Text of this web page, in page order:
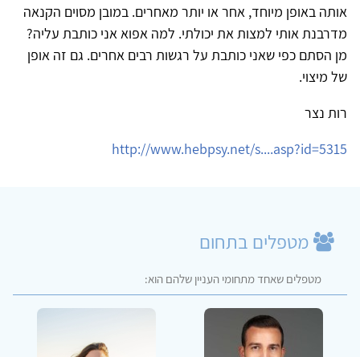
אותה באופן מיוחד, אחר או יותר מאחרים. במובן מסוים הקנאה
מדרבנת אותי למצות את יכולתי. למה אפוא אני כותבת עליה?
מן הסתם כפי שאני כותבת על רגשות רבים אחרים. גם זה אופן
של מיצוי.
רות נצר
http://www.hebpsy.net/s....asp?id=5315
מטפלים בתחום
מטפלים שאחד מתחומי העניין שלהם הוא: